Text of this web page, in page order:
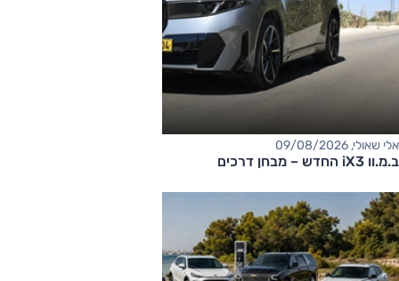
אלי שאולי, 09/08/2026
ב.מ.וו iX3 החדש – מבחן דרכים